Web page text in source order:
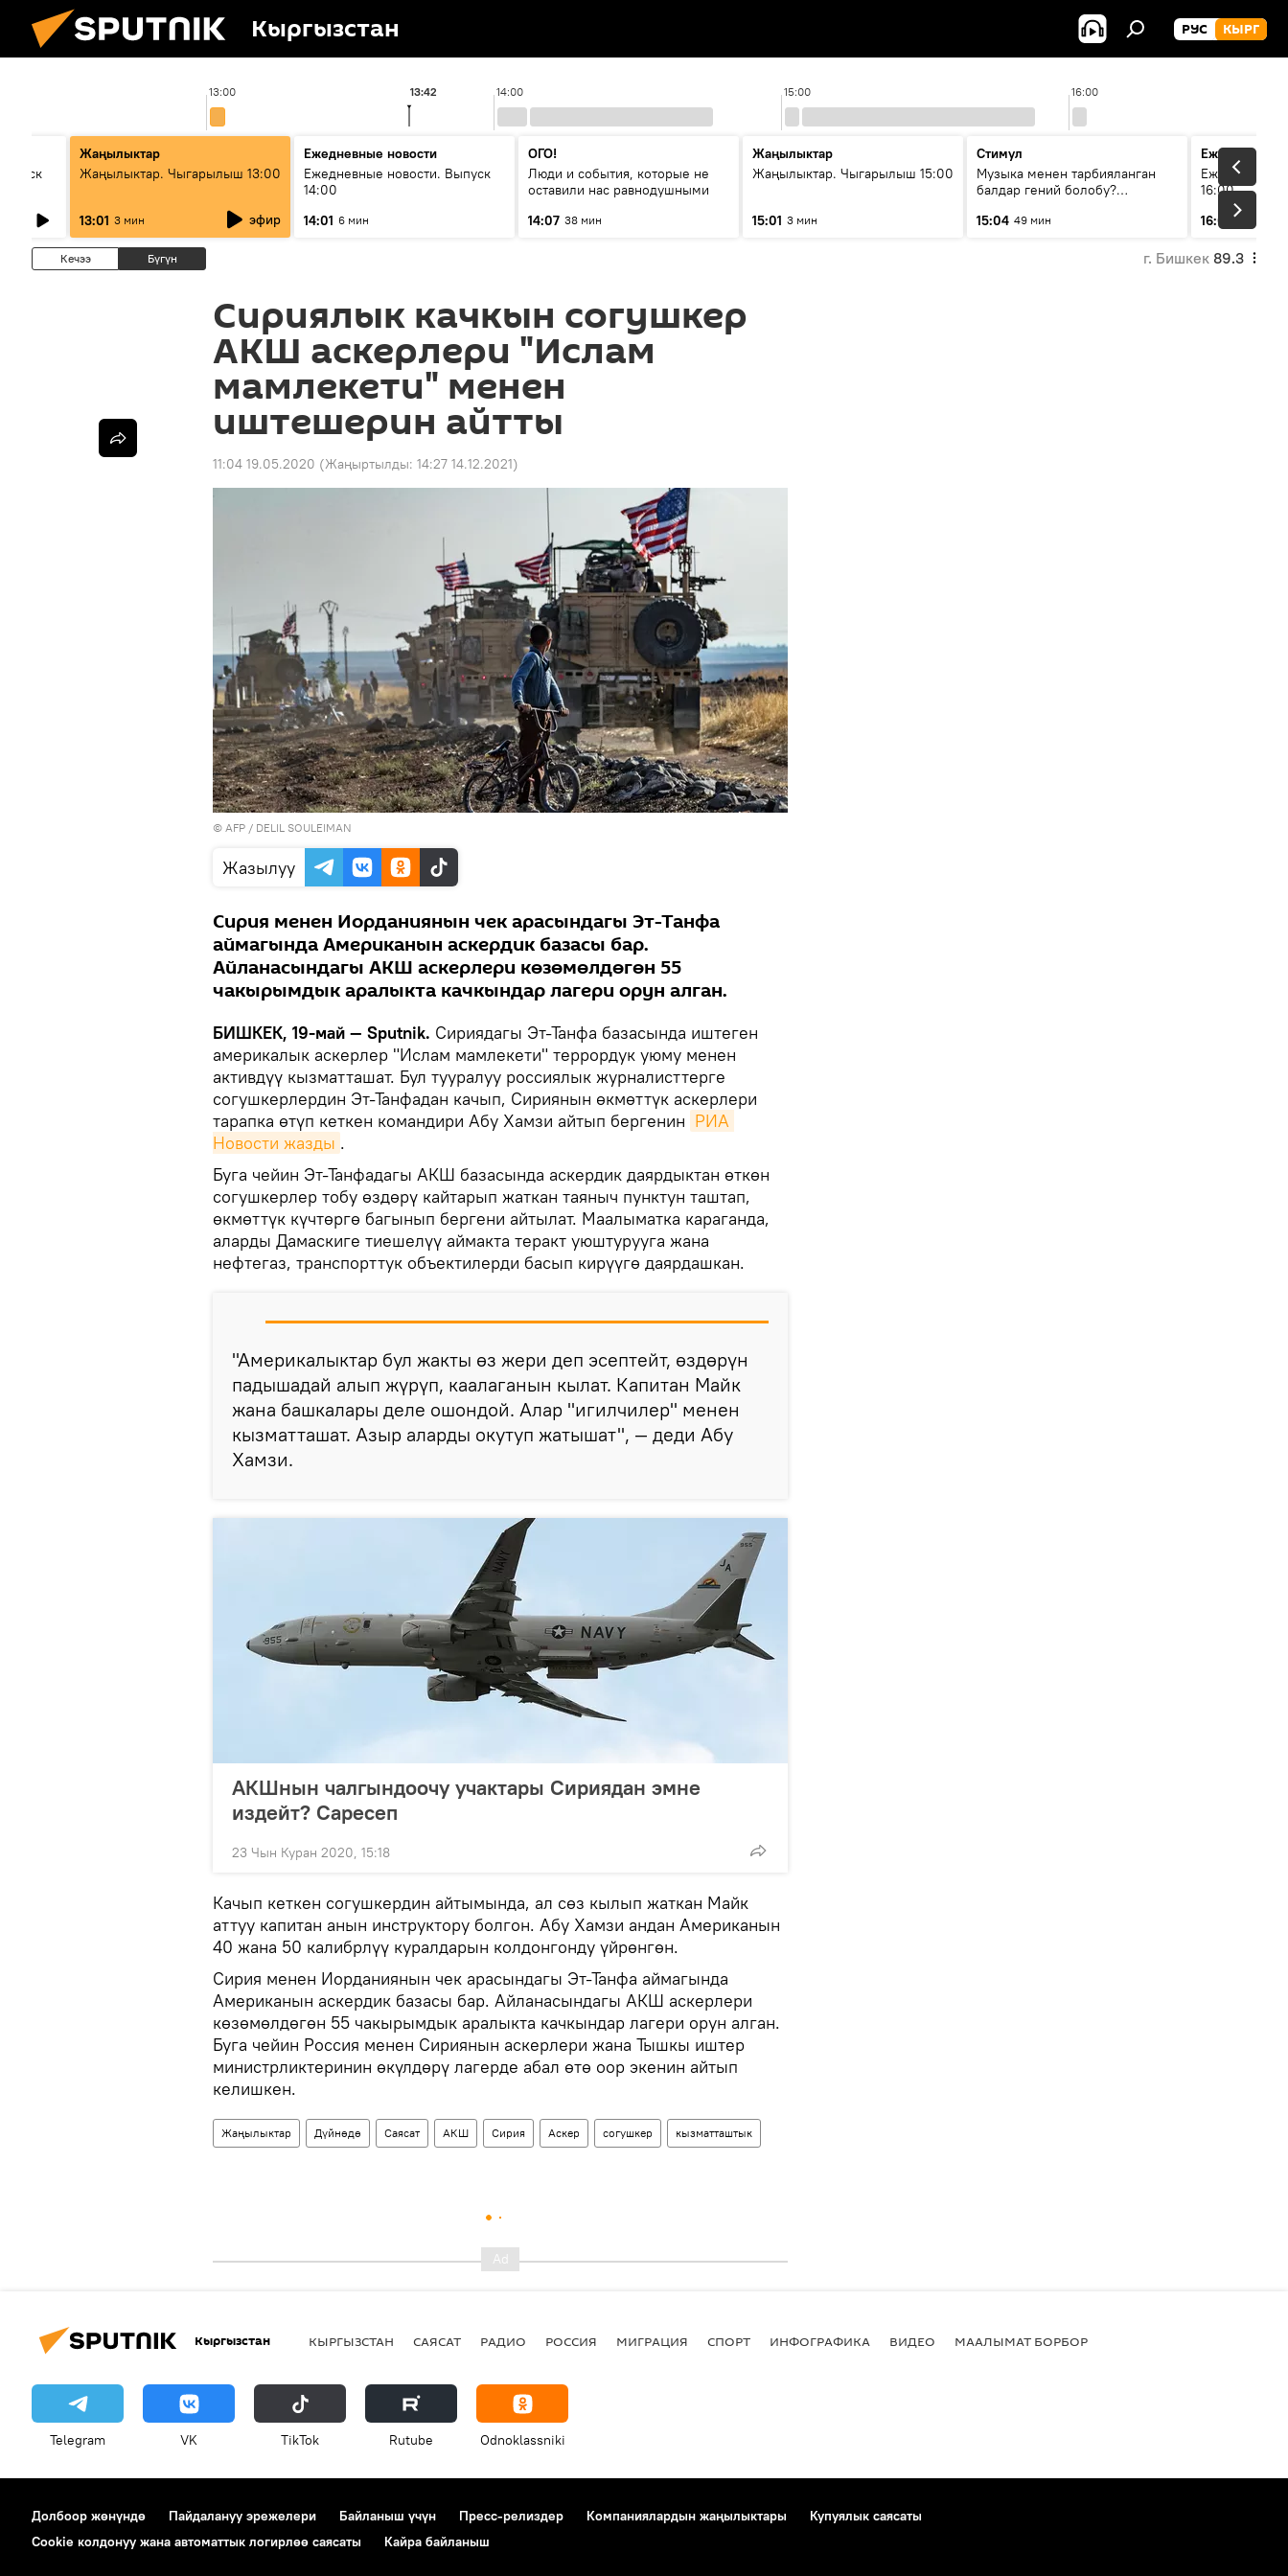
Кыргызстан РУС КЫРГ
13:00 14:00 15:00 16:00
13:42
Жаңылыктар
Жаңылыктар. Чыгарылыш 13:00
13:01 3 мин эфир
Ежедневные новости
Ежедневные новости. Выпуск
14:00
14:01 6 мин
ОГО!
Люди и события, которые не
оставили нас равнодушными
14:07 38 мин
Жаңылыктар
Жаңылыктар. Чыгарылыш 15:00
15:01 3 мин
Стимул
Музыка менен тарбияланган
балдар гений болобу?
музыканын орду
15:04 49 мин
Ежедневные
Ежедневные
16:00
16:01
3 мин
Кечээ Бүгүн г. Бишкек 89.3
Сириялык качкын согушкер
АКШ аскерлери "Ислам
мамлекети" менен
иштешерин айтты
11:04 19.05.2020 (Жаңыртылды: 14:27 14.12.2021)
© AFP / DELIL SOULEIMAN
Жазылуу
Сирия менен Иорданиянын чек арасындагы Эт-Танфа
аймагында Американын аскердик базасы бар.
Айланасындагы АКШ аскерлери көзөмөлдөгөн 55
чакырымдык аралыкта качкындар лагери орун алган.
БИШКЕК, 19-май — Sputnik. Сириядагы Эт-Танфа базасында иштеген
америкалык аскерлер "Ислам мамлекети" террордук уюму менен
активдүү кызматташат. Бул тууралуу россиялык журналисттерге
согушкерлердин Эт-Танфадан качып, Сириянын өкмөттүк аскерлери
тарапка өтүп кеткен командири Абу Хамзи айтып бергенин РИА
Новости жазды .
Буга чейин Эт-Танфадагы АКШ базасында аскердик даярдыктан өткөн
согушкерлер тобу өздөрү кайтарып жаткан таяныч пунктун таштап,
өкмөттүк күчтөргө багынып бергени айтылат. Маалыматка караганда,
аларды Дамаскиге тиешелүү аймакта теракт уюштурууга жана
нефтегаз, транспорттук объектилерди басып кирүүгө даярдашкан.
"Америкалыктар бул жакты өз жери деп эсептейт, өздөрүн
падышадай алып жүрүп, каалаганын кылат. Капитан Майк
жана башкалары деле ошондой. Алар "игилчилер" менен
кызматташат. Азыр аларды окутуп жатышат", — деди Абу
Хамзи.
АКШнын чалгындоочу учактары Сириядан эмне
издейт? Саресеп
23 Чын Куран 2020, 15:18
Качып кеткен согушкердин айтымында, ал сөз кылып жаткан Майк
аттуу капитан анын инструктору болгон. Абу Хамзи андан Американын
40 жана 50 калибрлүү куралдарын колдонгонду үйрөнгөн.
Сирия менен Иорданиянын чек арасындагы Эт-Танфа аймагында
Американын аскердик базасы бар. Айланасындагы АКШ аскерлери
көзөмөлдөгөн 55 чакырымдык аралыкта качкындар лагери орун алган.
Буга чейин Россия менен Сириянын аскерлери жана Тышкы иштер
министрликтеринин өкүлдөрү лагерде абал өтө оор экенин айтып
келишкен.
Жаңылыктар Дүйнөдө Саясат АКШ Сирия Аскер согушкер кызматташтык
Кыргызстан КЫРГЫЗСТАН САЯСАТ РАДИО РОССИЯ МИГРАЦИЯ СПОРТ ИНФОГРАФИКА ВИДЕО МААЛЫМАТ БОРБОР
Telegram VK ТikТоk Rutube Odnoklassniki
Долбоор жөнүндө Пайдалануу эрежелери Байланыш үчүн Пресс-релиздер Компаниялардын жаңылыктары
Купуялык саясаты
Cookie колдонуу жана автоматтык логирлөө саясаты
Кайра байланыш